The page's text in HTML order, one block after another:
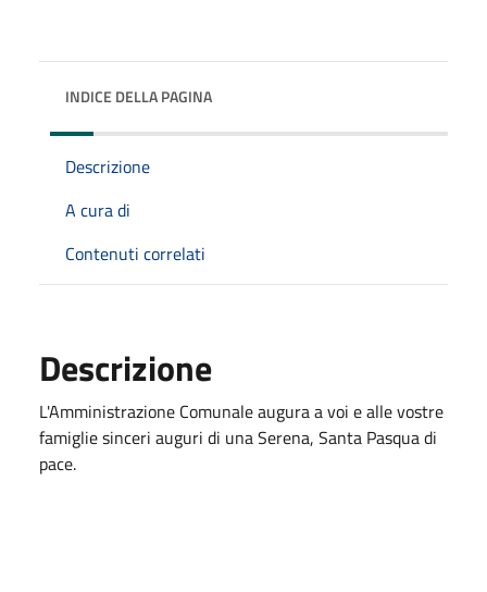
INDICE DELLA PAGINA
Descrizione
A cura di
Contenuti correlati
Descrizione
L'Amministrazione Comunale augura a voi e alle vostre
famiglie sinceri auguri di una Serena, Santa Pasqua di
pace.